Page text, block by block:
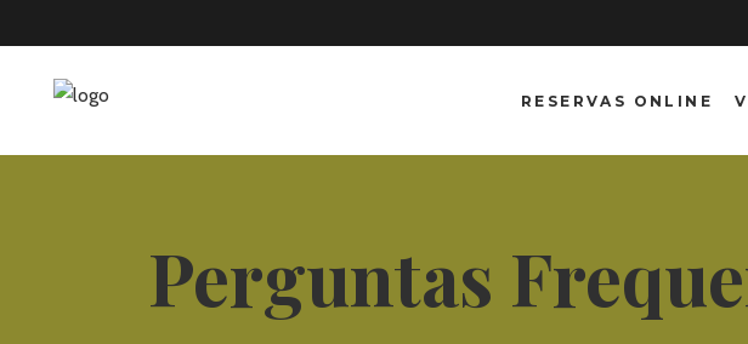
RESERVAS ONLINE
Perguntas